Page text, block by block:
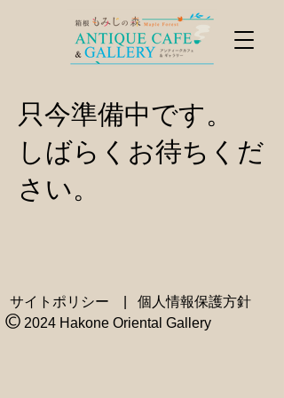
只今準備中です。
​しばらくお待ちくだ
さい。
サイトポリシー
個人情報保護方針
2024 Hakone Oriental Gallery